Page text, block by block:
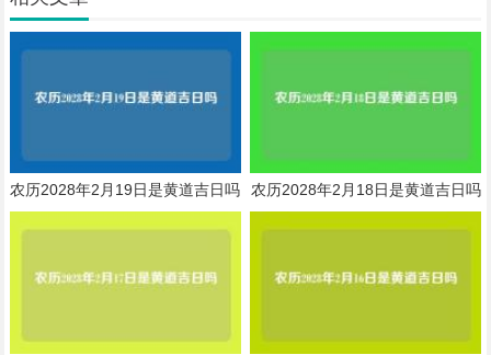
农历2028年2月19日是黄道吉日吗 农历2028年2月18日是黄道吉日吗